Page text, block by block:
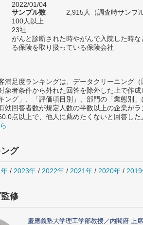
2022/01/04
サンプル数
2,915人（調査時サンプ
100人以上
23社
がんと診断された時やがんで入院した時
る保険を取り扱っている保険会社
満足度ランキングは、データクリーニング（
者条件から外れた回答を除外した上で作成
ング」、「評価項目別」、部門の「業態別
効回答者数が規定人数の半数以上の企業がラ
点以上で、他人に薦めたくないと回答し
グ
/ 2023年 / 2022年 / 2021年 / 2020年 /
修
慶應義塾大学理工学部教授／内閣府 上